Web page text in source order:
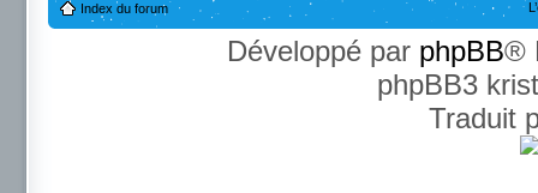
Index du forum
Développé par phpBB®
phpBB3
Traduit